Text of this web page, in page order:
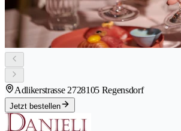
Adlikerstrasse 2728105 Regensdorf
Jetzt bestellen